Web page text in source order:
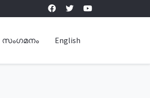
സംഗമനം English